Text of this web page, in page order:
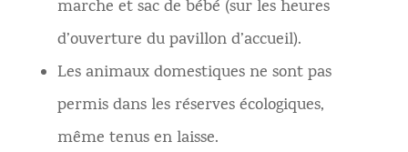
marche et sac de bébé (sur les heures
d’ouverture du pavillon d’accueil).
Les animaux domestiques ne sont pas
permis dans les réserves écologiques,
même tenus en laisse.